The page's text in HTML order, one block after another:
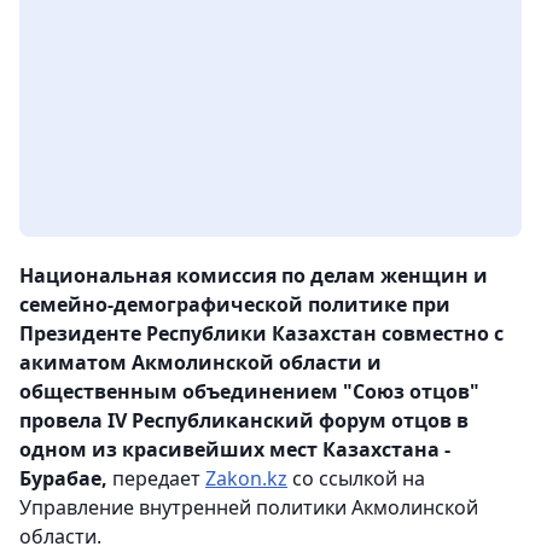
Национальная комиссия по делам женщин и
семейно-демографической политике при
Президенте Республики Казахстан совместно с
акиматом Акмолинской области и
общественным объединением "Союз отцов"
провела IV Республиканский форум отцов в
одном из красивейших мест Казахстана -
Бурабае, передаетZakon.kz со ссылкой на
Управление внутренней политики Акмолинской
области.